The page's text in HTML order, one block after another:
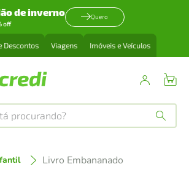
de inverno
off
Quero
Descontos Viagens Imóveis e Veículos
Livro Embananado